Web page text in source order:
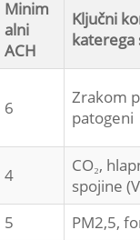
Minim
alni
ACH
Ključni
katerega
6
Zrakom
patogeni
4
CO₂,
spojine
5 PM2,5,